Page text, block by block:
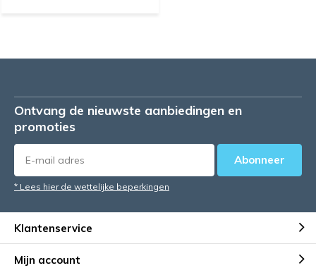
Ontvang de nieuwste aanbiedingen en
promoties
Abonneer
* Lees hier de wettelijke beperkingen
Klantenservice
Mijn account